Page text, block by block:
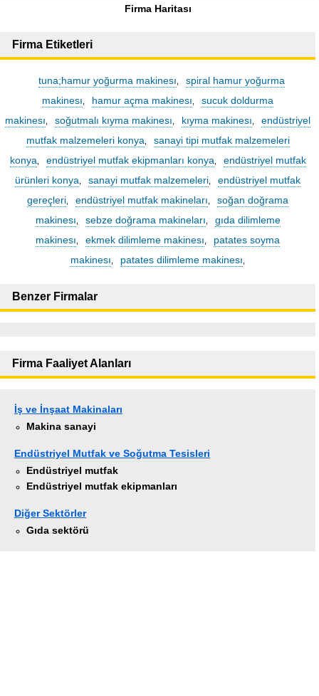
Firma Haritası
Firma Etiketleri
tuna;hamur yoğurma makinesı
spiral hamur yoğurma
makinesı
hamur açma makinesı
sucuk doldurma
makinesı
soğutmalı kıyma makinesı kıyma makinesı
endüstriyel
mutfak malzemeleri konya
sanayi tipi mutfak malzemeleri
konya
endüstriyel mutfak ekipmanları konya
endüstriyel mutfak
ürünleri konya
sanayi mutfak malzemeleri
endüstriyel mutfak
gereçleri
endüstriyel mutfak makineları
soğan doğrama
makinesı
sebze doğrama makineları
gıda dilimleme
makinesı
ekmek dilimleme makinesı
patates soyma
makinesı
patates dilimleme makinesı
Benzer Firmalar
Firma Faaliyet Alanları
İş ve İnşaat Makinaları
Makina sanayi
Endüstriyel Mutfak ve Soğutma Tesisleri
Endüstriyel mutfak
Endüstriyel mutfak ekipmanları
Diğer Sektörler
Gıda sektörü